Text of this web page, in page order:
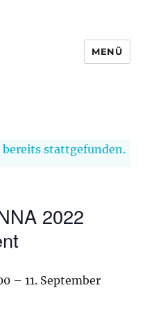
MENÜ
stattgefunden.
2022
–11. September